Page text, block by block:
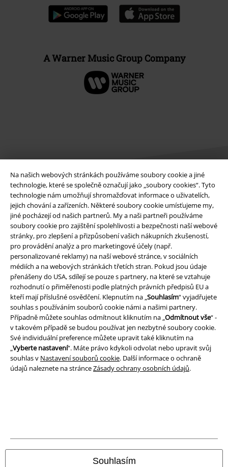
Na našich webových stránkách používáme soubory cookie a jiné
technologie, které se společně označují jako „soubory cookies“. Tyto
technologie nám umožňují shromažďovat informace o uživatelích,
jejich chování a zařízeních. Některé soubory cookie umísťujeme my,
jiné pocházejí od našich partnerů. My a naši partneři používáme
soubory cookie pro zajištění spolehlivosti a bezpečnosti naší webové
stránky, pro zlepšení a přizpůsobení vašich nákupních zkušeností,
pro provádění analýz a pro marketingové účely (např.
personalizované reklamy) na naší webové stránce, v sociálních
médiích a na webových stránkách třetích stran. Pokud jsou údaje
přenášeny do USA, sdílejí se pouze s partnery, na které se vztahuje
rozhodnutí o přiměřenosti podle platných právních předpisů EU a
kteří mají příslušné osvědčení. Klepnutím na „ Souhlasím“ vyjadřujete
souhlas s používáním souborů cookie námi a našimi partnery.
Případně můžete souhlas odmítnout kliknutím na „ Odmítnout vše“ -
v takovém případě se budou používat jen nezbytné soubory cookie.
Své individuální preference můžete upravit také kliknutím na
Vyberte nastavení“. Máte právo kdykoli odvolat nebo upravit svůj
souhlas v Nastavení souborů cookie. Další informace o ochraně
údajů naleznete na stránceZásady ochrany osobních údajů.
Souhlasím
A Warner Music Group Company
Právní informace
Podmínky
Prohlášení
Ochrana osobních údajů
Likvidace odpadu a ochrana životního prostředí
Prohlášení o shodě
Informace o přístupnosti
Nastavení souborů cookie